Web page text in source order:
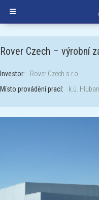
Rover Czech – výrobní
Investor:
Rover Czech s.r.o.
Místo provádění prací:
k.ú.